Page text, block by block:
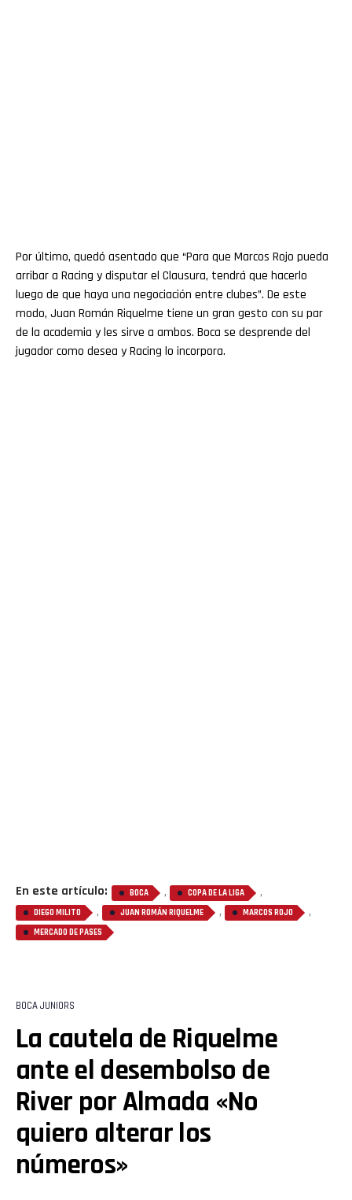
Por último, quedó asentado que “Para que Marcos Rojo pueda
arribar a Racing y disputar el Clausura, tendrá que hacerlo
luego de que haya una negociación entre clubes”. De este
modo, Juan Román Riquelme tiene un gran gesto con su par
de la academia y les sirve a ambos. Boca se desprende del
jugador como desea y Racing lo incorpora.
En este artículo: BOCA , COPA DE LA LIGA ,
DIEGO MILITO , JUAN ROMÁN RIQUELME , MARCOS ROJO ,
MERCADO DE PASES
BOCA JUNIORS
La cautela de Riquelme
ante el desembolso de
River por Almada «No
quiero alterar los
números»